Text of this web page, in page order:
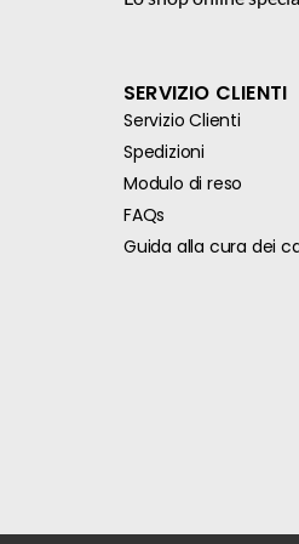
SERVIZIO CLIENTI
Servizio Clienti
Spedizioni
Modulo di reso
FAQs
Guida alla cura dei